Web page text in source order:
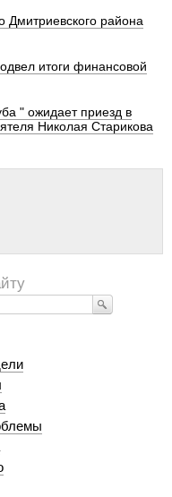
района
итоги финансовой
" ожидает приезд в
Николая Старикова